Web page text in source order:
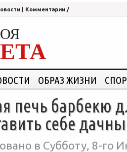
Комментарии /
ОБРАЗ ЖИЗНИ
печь барбекю
себе
в Субботу, 8-го